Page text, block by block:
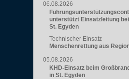
06.08.2026
unterstützt Einsatzleitung
St. Egyden
Technischer Einsatz
Menschenrettung aus
05.08.2026
KHD-Einsatz beim
in St. Egyden